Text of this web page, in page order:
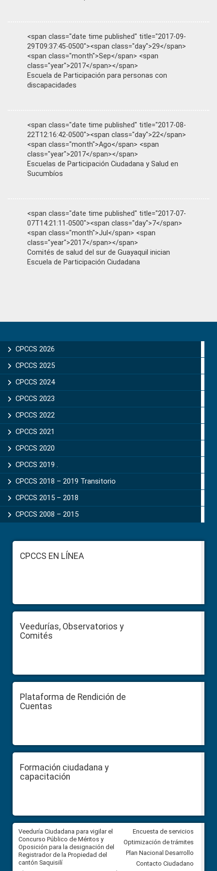
<span class="date time published" title="2017-09-
29T09:37:45-0500"><span class="day">29</span>
<span class="month">Sep</span> <span
class="year">2017</span></span>
Escuela de Participación para personas con
discapacidades
<span class="date time published" title="2017-08-
22T12:16:42-0500"><span class="day">22</span>
<span class="month">Ago</span> <span
class="year">2017</span></span>
Escuelas de Participación Ciudadana y Salud en
Sucumbíos
<span class="date time published" title="2017-07-
07T14:21:11-0500"><span class="day">7</span>
<span class="month">Jul</span> <span
class="year">2017</span></span>
Comités de salud del sur de Guayaquil inician
Escuela de Participación Ciudadana
Sidebar
CPCCS 2026
CPCCS 2025
CPCCS 2024
CPCCS 2023
CPCCS 2022
CPCCS 2021
CPCCS 2020
CPCCS 2019 .
CPCCS 2018 – 2019 Transitorio
CPCCS 2015 – 2018
CPCCS 2008 – 2015
FooterCPCCS EN LÍNEA
Veedurías, Observatorios y
Comités
Plataforma de Rendición de
Cuentas
Formación ciudadana y
capacitación
Veeduría Ciudadana para vigilar el
Concurso Público de Méritos y
Oposición para la designación del
Registrador de la Propiedad del
cantón Saquisilí
Veeduría Ciudadana para
construcción del asfaltado de
Ballenita del cantón Santa
Encuesta de servicios
Optimización de trámites
Plan Nacional Desarrollo
Contacto Ciudadano